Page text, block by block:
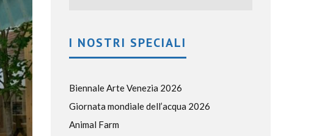
I NOSTRI SPECIALI
Biennale Arte Venezia 2026
Giornata mondiale dell’acqua 2026
Animal Farm